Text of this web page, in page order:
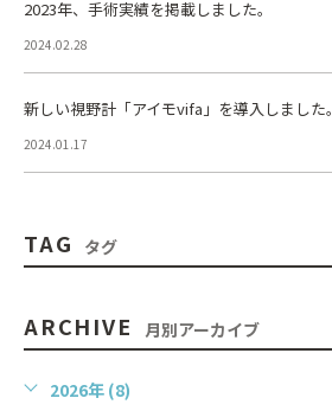
2023年、手術実績を掲載しました。
2024.02.28
新しい視野計「アイモvifa」を導入しました。
2024.01.17
TAG タグ
ARCHIVE 月別アーカイブ
2026年 (8)